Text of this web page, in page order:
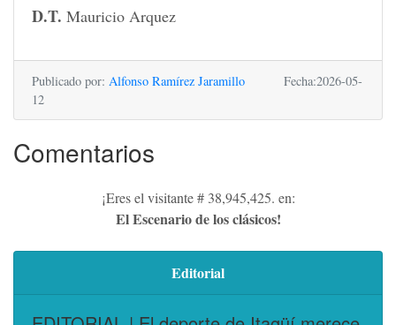
D.T. Mauricio Arquez
Publicado por: Alfonso Ramírez Jaramillo Fecha:2026-05-
12
Comentarios
¡Eres el visitante # 38,945,425. en:
El Escenario de los clásicos!
Editorial